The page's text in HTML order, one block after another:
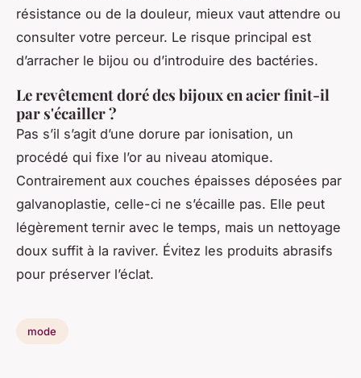
résistance ou de la douleur, mieux vaut attendre ou
consulter votre perceur. Le risque principal est
d’arracher le bijou ou d’introduire des bactéries.
Le revêtement doré des bijoux en acier finit-il
par s'écailler ?
Pas s’il s’agit d’une dorure par ionisation, un
procédé qui fixe l’or au niveau atomique.
Contrairement aux couches épaisses déposées par
galvanoplastie, celle-ci ne s’écaille pas. Elle peut
légèrement ternir avec le temps, mais un nettoyage
doux suffit à la raviver. Évitez les produits abrasifs
pour préserver l’éclat.
mode